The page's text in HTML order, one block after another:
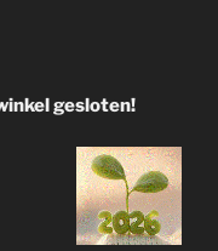
gesloten!